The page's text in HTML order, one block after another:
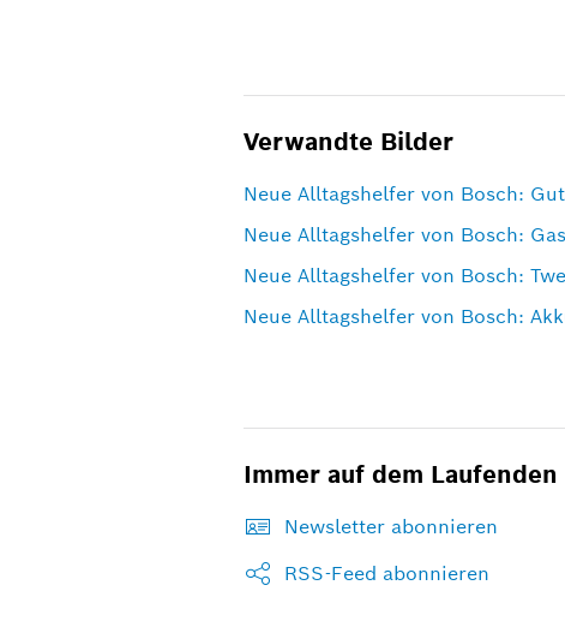
Verwandte Bilder
Neue Alltagshelfer von Bosch:
Neue Alltagshelfer von Bosch:
Neue Alltagshelfer von Bosch:
Neue Alltagshelfer von Bosch:
Immer auf dem Laufenden
Newsletter abonnieren
RSS-Feed abonnieren